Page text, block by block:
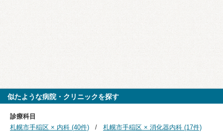
似たような病院・クリニックを探す
診療科目
札幌市手稲区 × 内科 (40件)
札幌市手稲区 × 消化器内科 (17件)